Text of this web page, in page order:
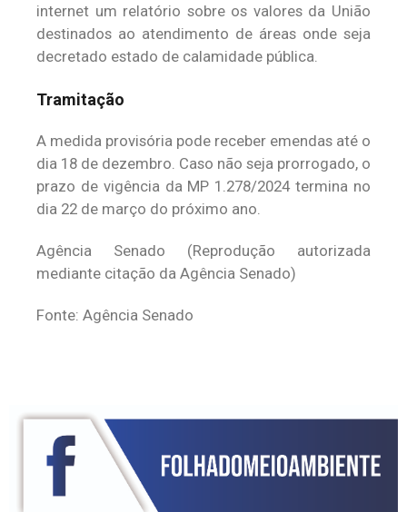
internet um relatório sobre os valores da União
destinados ao atendimento de áreas onde seja
decretado estado de calamidade pública.
Tramitação
A medida provisória pode receber emendas até o
dia 18 de dezembro. Caso não seja prorrogado, o
prazo de vigência da MP 1.278/2024 termina no
dia 22 de março do próximo ano.
Agência Senado (Reprodução autorizada
mediante citação da Agência Senado)
Fonte: Agência Senado